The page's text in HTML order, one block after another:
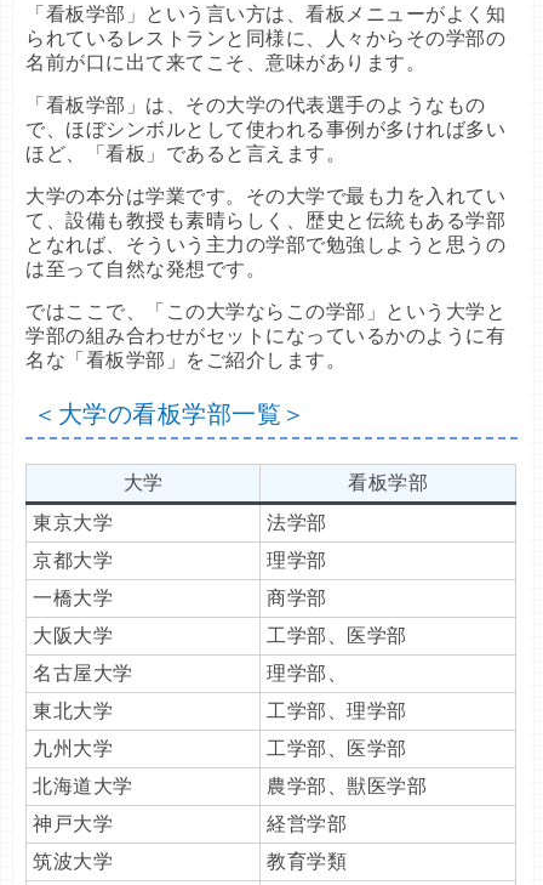
「看板学部」という言い方は、看板メニューがよく知
られているレストランと同様に、人々からその学部の
名前が口に出て来てこそ、意味があります。
「看板学部」は、その大学の代表選手のようなもの
で、ほぼシンボルとして使われる事例が多ければ多い
ほど、「看板」であると言えます。
大学の本分は学業です。その大学で最も力を入れてい
て、設備も教授も素晴らしく、歴史と伝統もある学部
となれば、そういう主力の学部で勉強しようと思うの
は至って自然な発想です。
ではここで、「この大学ならこの学部」という大学と
学部の組み合わせがセットになっているかのように有
名な「看板学部」をご紹介します。
＜大学の看板学部一覧＞
大学
看板学部
東京大学
法学部
京都大学
理学部
一橋大学
商学部
大阪大学
工学部、医学部
名古屋大学
理学部、
東北大学
工学部、理学部
九州大学
工学部、医学部
北海道大学
農学部、獣医学部
神戸大学
経営学部
筑波大学
教育学類